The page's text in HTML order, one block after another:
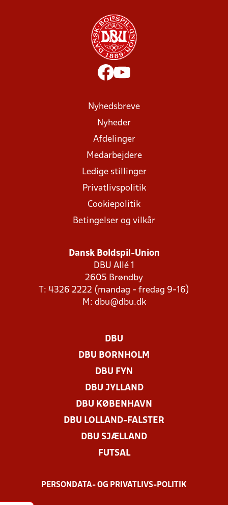
Nyhedsbreve
Nyheder
Afdelinger
Medarbejdere
Ledige stillinger
Privatlivspolitik
Cookiepolitik
Betingelser og vilkår
Dansk Boldspil-Union
DBU Allé 1
2605 Brøndby
T: 4326 2222 (mandag - fredag 9-16)
M: dbu@dbu.dk
DBU
DBU BORNHOLM
DBU FYN
DBU JYLLAND
DBU KØBENHAVN
DBU LOLLAND-FALSTER
DBU SJÆLLAND
FUTSAL
PERSONDATA- OG PRIVATLIVS-POLITIK